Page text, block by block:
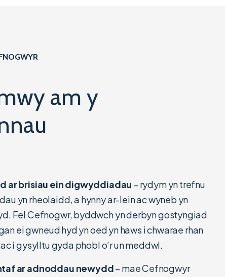
am y
ar brisiau ein digwyddiadau – rydym yn trefnu
yn rheolaidd, a hynny ar-lein ac wyneb yn
Fel Cefnogwr, byddwch yn derbyn gostyngiad
ei gwneud hyd yn oed yn haws i chwarae rhan
i gysylltu gyda phobl o’r un meddwl.
ar adnoddau newydd– mae Cefnogwyr